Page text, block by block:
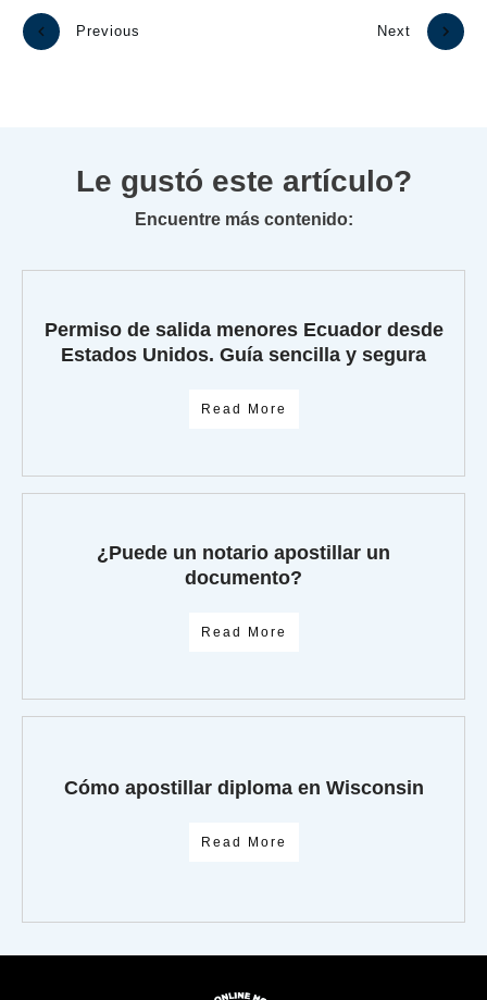
Previous Next
Le gustó este artículo?
Encuentre más contenido:
Permiso de salida menores Ecuador desde
Estados Unidos. Guía sencilla y segura
Read More
¿Puede un notario apostillar un
documento?
Read More
Cómo apostillar diploma en Wisconsin
Read More